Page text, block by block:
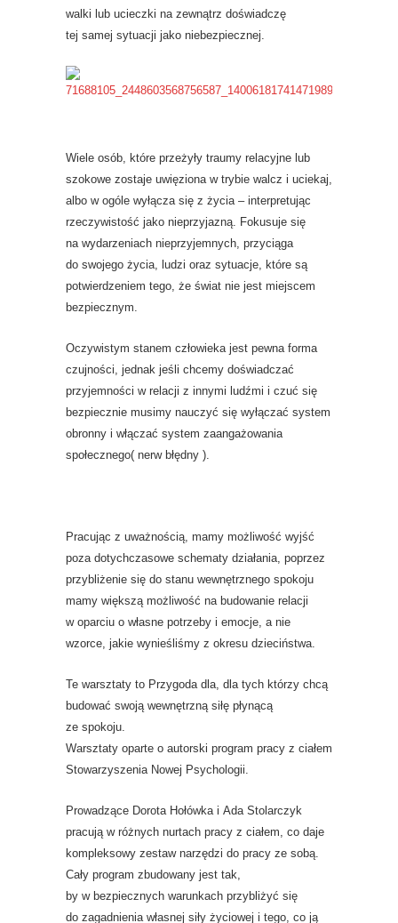
walki lub ucieczki na zewnątrz doświadczę
tej samej sytuacji jako niebezpiecznej.
Wiele osób, które przeżyły traumy relacyjne lub
szokowe zostaje uwięziona w trybie walcz i uciekaj,
albo w ogóle wyłącza się z życia – interpretując
rzeczywistość jako nieprzyjazną. Fokusuje się
na wydarzeniach nieprzyjemnych, przyciąga
do swojego życia, ludzi oraz sytuacje, które są
potwierdzeniem tego, że świat nie jest miejscem
bezpiecznym.
Oczywistym stanem człowieka jest pewna forma
czujności, jednak jeśli chcemy doświadczać
przyjemności w relacji z innymi ludźmi i czuć się
bezpiecznie musimy nauczyć się wyłączać system
obronny i włączać system zaangażowania
społecznego( nerw błędny ).
Pracując z uważnością, mamy możliwość wyjść
poza dotychczasowe schematy działania, poprzez
przybliżenie się do stanu wewnętrznego spokoju
mamy większą możliwość na budowanie relacji
w oparciu o własne potrzeby i emocje, a nie
wzorce, jakie wynieśliśmy z okresu dzieciństwa.
Te warsztaty to Przygoda dla, dla tych którzy chcą
budować swoją wewnętrzną siłę płynącą
ze spokoju.
Warsztaty oparte o autorski program pracy z ciałem
Stowarzyszenia Nowej Psychologii.
Prowadzące Dorota Hołówka i Ada Stolarczyk
pracują w różnych nurtach pracy z ciałem, co daje
kompleksowy zestaw narzędzi do pracy ze sobą.
Cały program zbudowany jest tak,
by w bezpiecznych warunkach przybliżyć się
do zagadnienia własnej siły życiowej i tego, co ją